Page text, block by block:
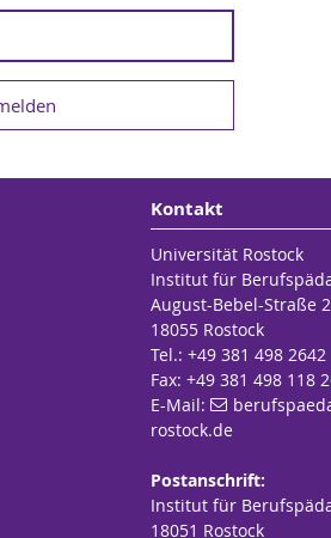
Kontakt
Universität Rostock
Institut für
August-Bebel-Straße
18055 Rostock
Tel.: +49 381 498 2642
Fax: +49 381 498 118
E-Mail:
rostock.de
Postanschrift:
Institut für
18051 Rostock